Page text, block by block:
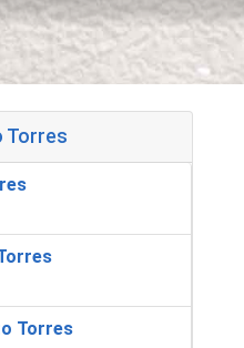
Torres
Torres